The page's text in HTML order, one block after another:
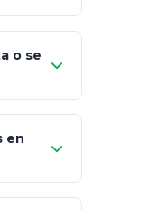
o se
"Link
en